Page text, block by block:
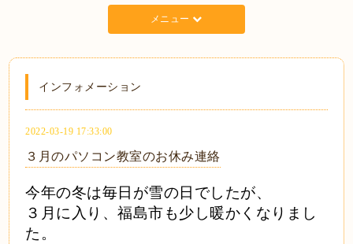
メニュー
インフォメーション
2022-03-19 17:33:00
３月のパソコン教室のお休み連絡
今年の冬は毎日が雪の日でしたが、
３月に入り、福島市も少し暖かくなりまし
た。